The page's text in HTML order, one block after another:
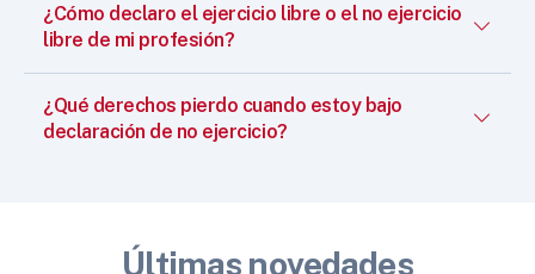
¿Cómo declaro el ejercicio libre o el no ejercicio
libre de mi profesión?
¿Qué derechos pierdo cuando estoy bajo
declaración de no ejercicio?
Últimas novedades